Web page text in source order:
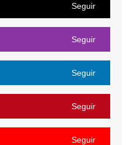
Seguir
Seguir
Seguir
Seguir
Seguir